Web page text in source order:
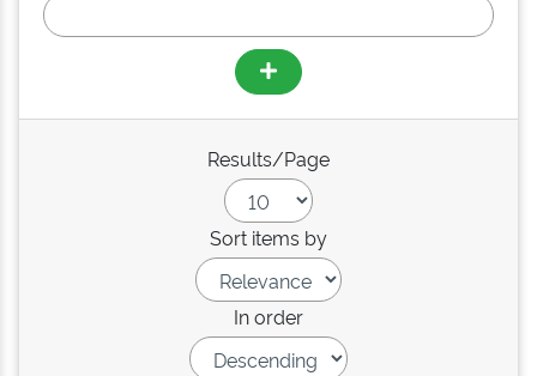
Results/Page
Sort items by
In order